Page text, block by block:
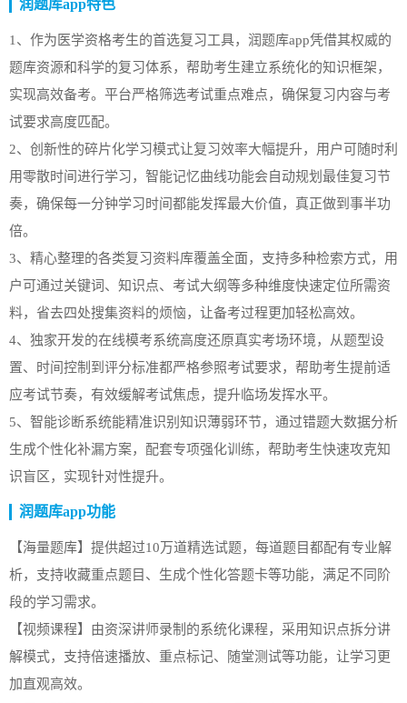
润题库app特色
1、作为医学资格考生的首选复习工具，润题库app凭借其权威的
题库资源和科学的复习体系，帮助考生建立系统化的知识框架，
实现高效备考。平台严格筛选考试重点难点，确保复习内容与考
试要求高度匹配。
2、创新性的碎片化学习模式让复习效率大幅提升，用户可随时利
用零散时间进行学习，智能记忆曲线功能会自动规划最佳复习节
奏，确保每一分钟学习时间都能发挥最大价值，真正做到事半功
倍。
3、精心整理的各类复习资料库覆盖全面，支持多种检索方式，用
户可通过关键词、知识点、考试大纲等多种维度快速定位所需资
料，省去四处搜集资料的烦恼，让备考过程更加轻松高效。
4、独家开发的在线模考系统高度还原真实考场环境，从题型设
置、时间控制到评分标准都严格参照考试要求，帮助考生提前适
应考试节奏，有效缓解考试焦虑，提升临场发挥水平。
5、智能诊断系统能精准识别知识薄弱环节，通过错题大数据分析
生成个性化补漏方案，配套专项强化训练，帮助考生快速攻克知
识盲区，实现针对性提升。
润题库app功能
【海量题库】提供超过10万道精选试题，每道题目都配有专业解
析，支持收藏重点题目、生成个性化答题卡等功能，满足不同阶
段的学习需求。
【视频课程】由资深讲师录制的系统化课程，采用知识点拆分讲
解模式，支持倍速播放、重点标记、随堂测试等功能，让学习更
加直观高效。